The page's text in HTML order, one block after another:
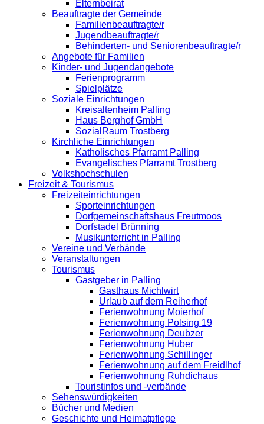
Elternbeirat
Beauftragte der Gemeinde
Familienbeauftragte/r
Jugendbeauftragte/r
Behinderten- und Seniorenbeauftragte/r
Angebote für Familien
Kinder- und Jugendangebote
Ferienprogramm
Spielplätze
Soziale Einrichtungen
Kreisaltenheim Palling
Haus Berghof GmbH
SozialRaum Trostberg
Kirchliche Einrichtungen
Katholisches Pfarramt Palling
Evangelisches Pfarramt Trostberg
Volkshochschulen
Freizeit & Tourismus
Freizeiteinrichtungen
Sporteinrichtungen
Dorfgemeinschaftshaus Freutmoos
Dorfstadel Brünning
Musikunterricht in Palling
Vereine und Verbände
Veranstaltungen
Tourismus
Gastgeber in Palling
Gasthaus Michlwirt
Urlaub auf dem Reiherhof
Ferienwohnung Moierhof
Ferienwohnung Polsing 19
Ferienwohnung Deubzer
Ferienwohnung Huber
Ferienwohnung Schillinger
Ferienwohnung auf dem Freidlhof
Ferienwohnung Ruhdichaus
Touristinfos und -verbände
Sehenswürdigkeiten
Bücher und Medien
Geschichte und Heimatpflege